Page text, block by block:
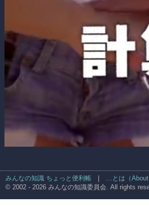
みんなの知識 ちょっと便利帳
…とは（
© 2002 - 2026 みんなの知識委員会. All rights